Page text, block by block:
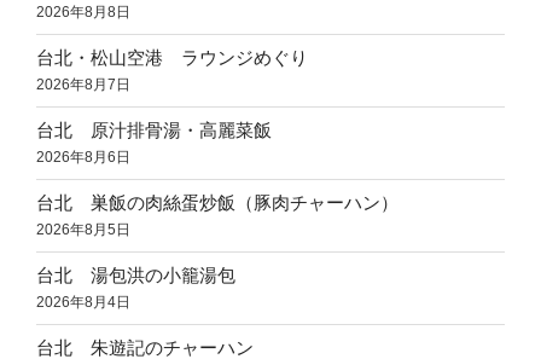
2026年8月8日
台北・松山空港 ラウンジめぐり
2026年8月7日
台北 原汁排骨湯・高麗菜飯
2026年8月6日
台北 巣飯の肉絲蛋炒飯（豚肉チャーハン）
2026年8月5日
台北 湯包洪の小籠湯包
2026年8月4日
台北 朱遊記のチャーハン